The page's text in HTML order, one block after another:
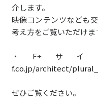
介します。
映像コンテンツなども
考え方をご覧いただけま
・F+
f.co.jp/architect/
ぜひご覧ください。